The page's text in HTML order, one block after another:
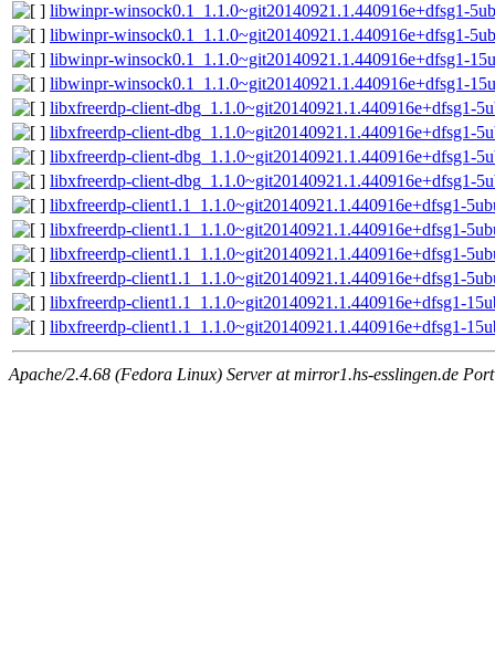
libwinpr-winsock0.1_1.1.0~git20140921.1.440916e+dfsg1-
libwinpr-winsock0.1_1.1.0~git20140921.1.440916e+dfsg1-
libwinpr-winsock0.1_1.1.0~git20140921.1.440916e+dfsg1-
libwinpr-winsock0.1_1.1.0~git20140921.1.440916e+dfsg1-
libxfreerdp-client-dbg_1.1.0~git20140921.1.440916e+dfsg1-
libxfreerdp-client-dbg_1.1.0~git20140921.1.440916e+dfsg1-
libxfreerdp-client-dbg_1.1.0~git20140921.1.440916e+dfsg1-
libxfreerdp-client-dbg_1.1.0~git20140921.1.440916e+dfsg1-
libxfreerdp-client1.1_1.1.0~git20140921.1.440916e+dfsg1-
libxfreerdp-client1.1_1.1.0~git20140921.1.440916e+dfsg1-
libxfreerdp-client1.1_1.1.0~git20140921.1.440916e+dfsg1-
libxfreerdp-client1.1_1.1.0~git20140921.1.440916e+dfsg1-
libxfreerdp-client1.1_1.1.0~git20140921.1.440916e+dfsg1-
libxfreerdp-client1.1_1.1.0~git20140921.1.440916e+dfsg1-
Apache/2.4.68 (Fedora Linux) Server at mirror1.hs-esslingen.de